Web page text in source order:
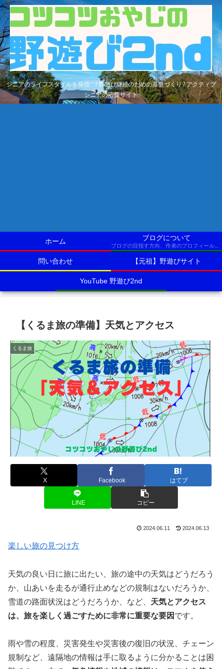
シニアのライフスタイルを発信 / 野遊び継続のための基盤づくり / アクティブ
シニアの応援サイト
ホーム ブログについて
ブログの目指す方向、作者のプロフィールなど
問い合わせ 【元祖】野遊びサイト
YouTube 野遊び2nd
【くるま旅の準備】天気とアクセス
くるま旅
X Facebook はてブ
LINE コピー
2024.06.11 2024.06.13
楽しい旅の見つけ方
天気の良い日に旅に出たい、旅の途中の天気はどうだろう
か、山あいを走るが通行止めなどの規制はないだろうか、
雪道の路面状況はどうだろうか、など、 天気とアクセス
は、旅を楽しく過ごすために非常に重要な要因 です。
雨や雪の程度、災害発生や災害後の復旧の状況、チェーン
規制など、遠隔地の情報は手に取るように分かることは困